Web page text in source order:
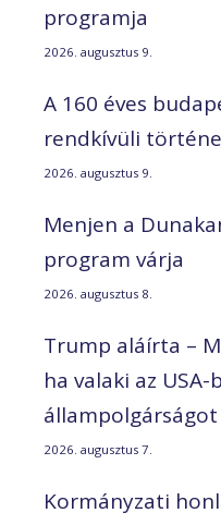
programja
2026. augusztus 9.
A 160 éves
rendkívüli
2026. augusztus 9.
Menjen a
program várja
2026. augusztus 8.
Trump aláírta –
ha valaki az
2026. augusztus 7.
Kormányzati